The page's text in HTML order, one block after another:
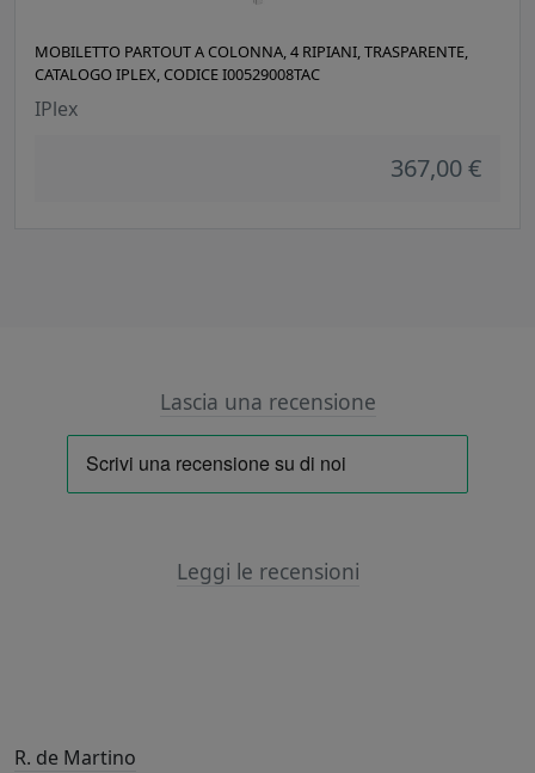
MOBILETTO PARTOUT A COLONNA, 4 RIPIANI, TRASPARENTE,
CATALOGO IPLEX, CODICE I00529008TAC
IPlex
367,00 €
Lascia una recensione
Leggi le recensioni
R. de Martino